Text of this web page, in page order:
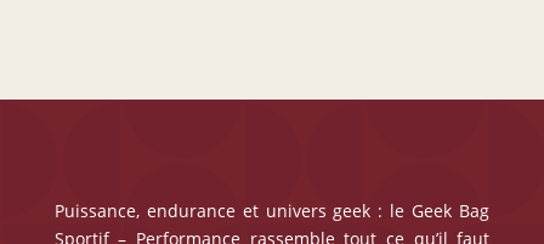
Puissance, endurance et univers geek : le Geek Bag
Sportif – Performance rassemble tout ce qu’il faut